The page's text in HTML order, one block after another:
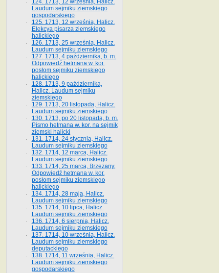
124. 1713, 12 września, Halicz.
Laudum sejmiku ziemskiego
gospodarskiego
125. 1713, 12 września, Halicz.
Elekcya pisarza ziemskiego
halickiego
126. 1713, 25 września, Halicz.
Laudum sejmiku ziemskiego
127. 1713, 4 października, b. m.
Odpowiedź hetmana w. kor.
posłom sejmiku ziemskiego
halickiego
128. 1713, 9 października,
Halicz. Laudum sejmiku
ziemskiego
129. 1713, 20 listopada, Halicz.
Laudum sejmiku ziemskiego
130. 1713, po 20 listopada, b. m.
Pismo hetmana w. kor. na sejmik
ziemski halicki
131. 1714, 24 stycznia, Halicz.
Laudum sejmiku ziemskiego
132. 1714, 12 marca, Halicz.
Laudum sejmiku ziemskiego
133. 1714, 25 marca, Brzeżany.
Odpowiedź hetmana w. kor.
posłom sejmiku ziemskiego
halickiego
134. 1714, 28 maja, Halicz.
Laudum sejmiku ziemskiego
135. 1714, 10 lipca, Halicz.
Laudum sejmiku ziemskiego
136. 1714, 6 sierpnia, Halicz.
Laudum sejmiku ziemskiego
137. 1714, 10 września, Halicz.
Laudum sejmiku ziemskiego
deputackiego
138. 1714, 11 września, Halicz.
Laudum sejmiku ziemskiego
gospodarskiego